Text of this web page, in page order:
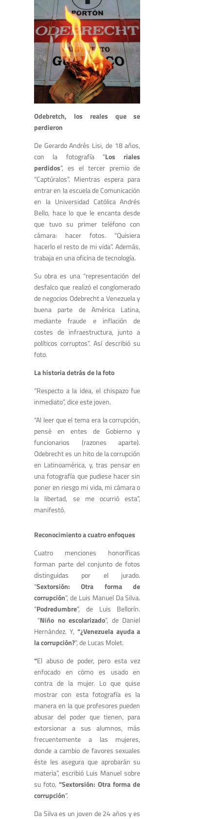
Odebretch, los reales que se
perdieron
De Gerardo Andrés Lisi, de 18 años,
con la fotografía “Los riales
perdidos”, es el tercer premio de
“Captúralos”. Mientras espera para
entrar en la escuela de Comunicación
en la Universidad Católica Andrés
Bello, hace lo que le encanta desde
que tuvo su primer teléfono con
cámara: hacer fotos. “Quisiera
hacerlo el resto de mi vida”. Además,
trabaja en una oficina de tecnología.
Su obra es una “representación del
desfalco que realizó el conglomerado
de negocios Odebrecht a Venezuela y
buena parte de América Latina,
mediante fraude e inflación de
costes de infraestructura, junto a
políticos corruptos”. Así describió su
foto.
La historia detrás de la foto
“Respecto a la idea, el chispazo fue
inmediato”, dice este joven.
“Al leer que el tema era la corrupción,
pensé en entes de Gobierno y
funcionarios (razones aparte).
Odebrecht es un hito de la corrupción
en Latinoamérica, y, tras pensar en
una fotografía que pudiese hacer sin
poner en riesgo mi vida, mi cámara o
la libertad, se me ocurrió esta”,
manifestó.
Reconocimiento a cuatro enfoques
Cuatro menciones honoríficas
forman parte del conjunto de fotos
distinguidas por el jurado.
“Sextorsión: Otra forma de
corrupción”, de Luis Manuel Da Silva.
“Podredumbre”, de Luis Bellorín.
“Niño no escolarizado”, de Daniel
Hernández. Y, “¿Venezuela ayuda a
la corrupción?”, de Lucas Molet.
“El abuso de poder, pero esta vez
enfocado en cómo es usado en
contra de la mujer. Lo que quise
mostrar con esta fotografía es la
manera en la que profesores pueden
abusar del poder que tienen, para
extorsionar a sus alumnos, más
frecuentemente a las mujeres,
donde a cambio de favores sexuales
éste les asegura que aprobarán su
materia”, escribió Luis Manuel sobre
su foto,“Sextorsión: Otra forma de
corrupción”.
Da Silva es un joven de 24 años y es